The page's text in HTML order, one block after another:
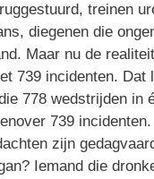
treinen
diegenen die
Maar nu de
739 incidenten. Dat
778 wedstrijden in
739
zijn
Iemand die